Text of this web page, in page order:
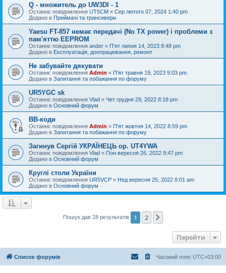
Q - множитель до UW3DI - 1
Останнє повідомлення UT5CM « Сер лютого 07, 2024 1:40 pm
Додано в Приймачі та трансивери
Yaesu FT-857 немає передачі (No TX power) і проблеми з
пам'яттю EEPROM
Останнє повідомлення ander « П'ят липня 14, 2023 8:48 pm
Додано в Експлуатація, доопрацювання, ремонт
Не забувайте дякувати
Останнє повідомлення Admin « П'ят травня 19, 2023 9:03 pm
Додано в Запитання та побажання по форуму
UR5YGC sk
Останнє повідомлення Vlad « Чет грудня 29, 2022 8:18 pm
Додано в Основний форум
BB-коди
Останнє повідомлення Admin « П'ят жовтня 14, 2022 8:59 pm
Додано в Запитання та побажання по форуму
Загинув Сергій УКРАЇНЕЦЬ op. UT4YWA
Останнє повідомлення Vlad « Пон вересня 26, 2022 9:47 pm
Додано в Основний форум
Круглі столи України
Останнє повідомлення UR5VCP « Нед вересня 25, 2022 8:01 am
Додано в Основний форум
Пошук дав 28 результатів 1 2
Перейти
Список форумів Часовий пояс UTC+03:00